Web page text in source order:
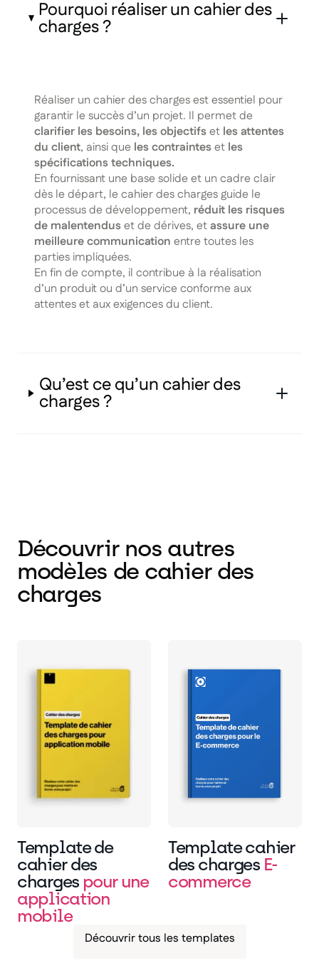
Pourquoi réaliser un cahier des
charges ?
Réaliser un cahier des charges est essentiel pour
garantir le succès d’un projet. Il permet de
clarifier les besoins, les objectifset les attentes
du client, ainsi que les contrainteset les
spécifications techniques.
En fournissant une base solide et un cadre clair
dès le départ, le cahier des charges guide le
processus de développement, réduit les risques
de malentenduset de dérives, etassure une
meilleure communication entre toutes les
parties impliquées.
En fin de compte, il contribue à la réalisation
d’un produit ou d’un service conforme aux
attentes et aux exigences du client.
Qu’est ce qu’un cahier des
charges ?
Découvrir nos autres
modèles de cahier des
charges
Template de
cahier des
charges pour une
application
mobile
Template cahier
des charges E-
commerce
Découvrir tous les templates